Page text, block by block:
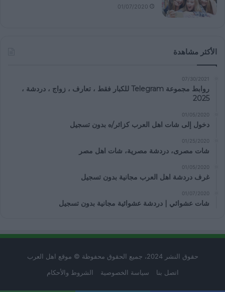
01/07/2020
الأكثر مشاهدة
07/30/2021
روابط مجموعة Telegram للكبار فقط ، تعارف ، زواج ، دردشة ،
2025
01/05/2020
دخول إلى شات اهل العرب كزائر/ه بدون تسجيل
01/25/2020
شات مصرى، دردشة مصرية، شات اهل مصر
01/05/2020
غرف دردشة اهل العرب مجانية بدون تسجيل
01/07/2020
شات عشوائي | دردشة عشوائية مجانية بدون تسجيل
حقوق النشر 2024، جميع الحقوق محفوظة © موقع اهل العرب
اتصل بنا
سياسة الخصوصية الشروط والأحكام